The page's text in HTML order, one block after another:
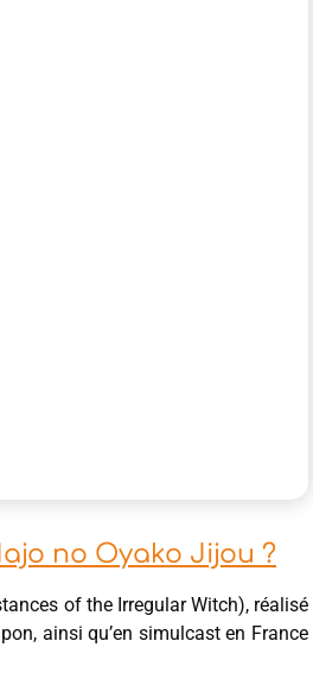
no Oyako Jijou ?
of the Irregular Witch), réalisé
ainsi qu’en simulcast en France